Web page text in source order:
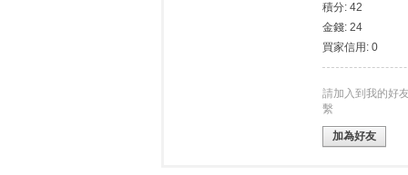
積分: 42
金錢: 24
買家信用: 0
請加入到我的好
繫
加為好友